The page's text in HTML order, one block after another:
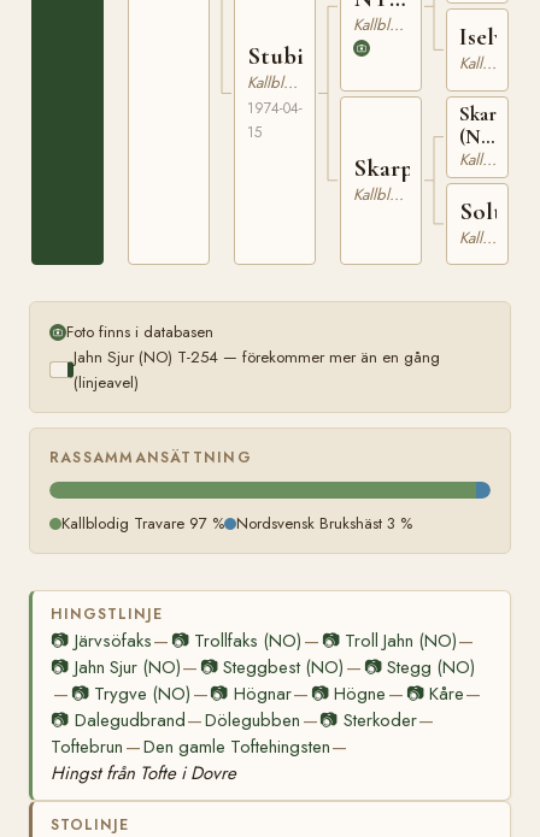
Stubina
Kallblodig Travare
1974-04-
15
42
Kallblodig Travare
Skarptula
Kallblodig Travare
Iselva
Kallblodig Travare
(NO)
NT
19
Kallblodig Travare
Soltula
Kallblodig Travare
Foto finns i databasen
Jahn Sjur (NO) T-254 — förekommer mer än en gång
(linjeavel)
RASSAMMANSÄTTNING
Kallblodig Travare 97 % Nordsvensk Brukshäst 3 %
HINGSTLINJE
📷 Järvsöfaks— 📷 Trollfaks (NO) — 📷 Troll Jahn (NO)—
📷 Jahn Sjur (NO)— 📷Steggbest (NO) — 📷 Stegg (NO)
— 📷 Trygve (NO) —📷 Högnar— 📷Högne — 📷 Kåre—
📷 Dalegudbrand—Dölegubben —📷 Sterkoder—
Toftebrun —Den gamle Toftehingsten—
Hingst från Tofte i Dovre
STOLINJE